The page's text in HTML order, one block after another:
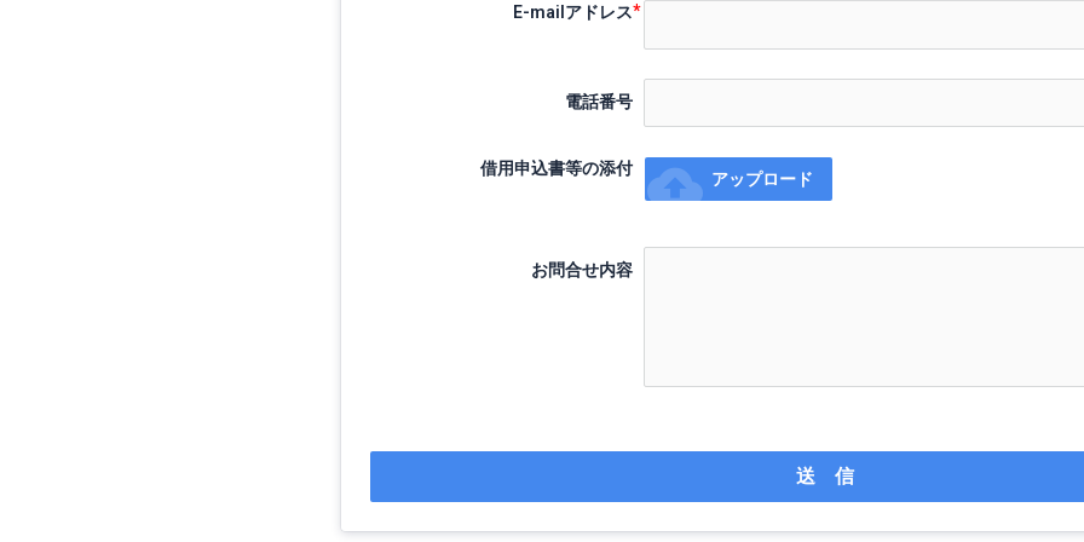
E-mailアドレス
電話番号
借用申込書等の添付 cloud_upload アップロード
お問合せ内容
送 信